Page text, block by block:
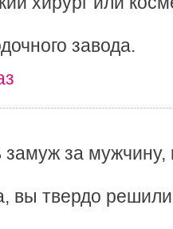
завода.
замуж за
вы твердо